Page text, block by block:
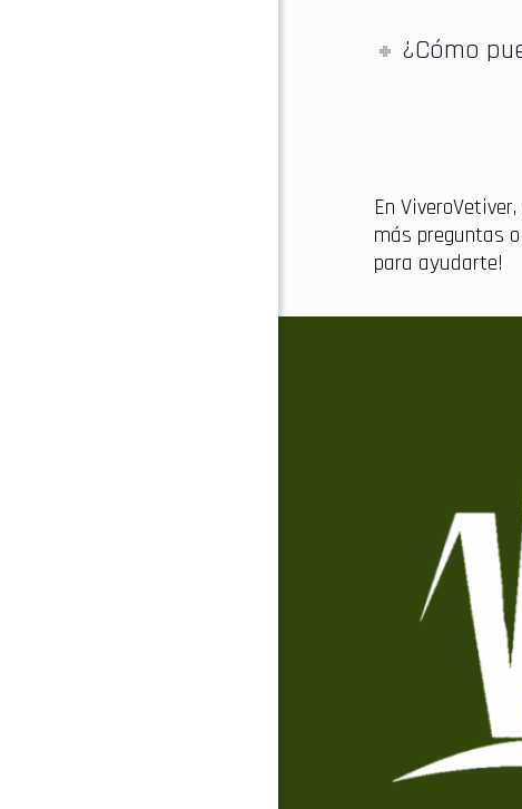
¿Cómo
En
más preguntas
para ayudarte!